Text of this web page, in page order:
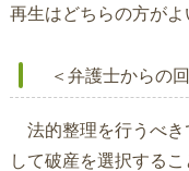
再生はどちらの方がよ
＜弁護士からの回
法的整理を行うべき
して破産を選択する